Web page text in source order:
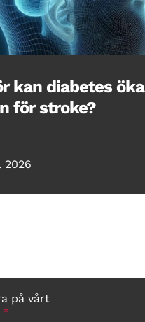
kan diabetes öka
för stroke?
2026
på vårt
*